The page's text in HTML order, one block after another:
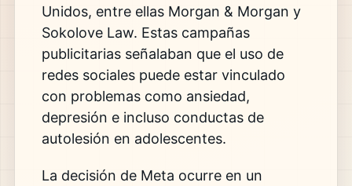
Unidos, entre ellas Morgan & Morgan y
Sokolove Law. Estas campañas
publicitarias señalaban que el uso de
redes sociales puede estar vinculado
con problemas como ansiedad,
depresión e incluso conductas de
autolesión en adolescentes.
La decisión de Meta ocurre en un